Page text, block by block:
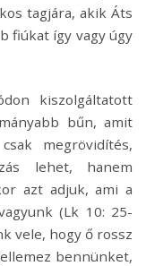
tagjára, akik Áts
fiúkat így vagy úgy
kiszolgáltatott
bűn, amit
megrövidítés,
lehet, hanem
azt adjuk, ami a
(Lk 10: 25-
vele, hogy ő rossz
bennünket,